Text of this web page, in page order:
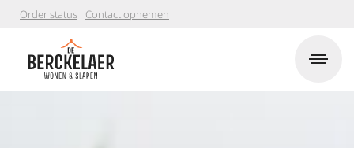
Order status Contact opnemen